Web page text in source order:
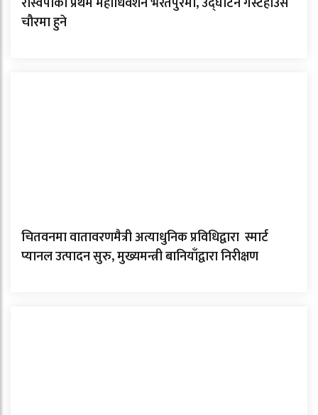
चौरमा हुने
चितवनमा वातावरणमैत्री अत्याधुनिक प्रविधिद्वारा स्मार्ट
प्यानल उत्पादन सुरु, मुख्यमन्त्री बानियाँद्वारा निरीक्षण